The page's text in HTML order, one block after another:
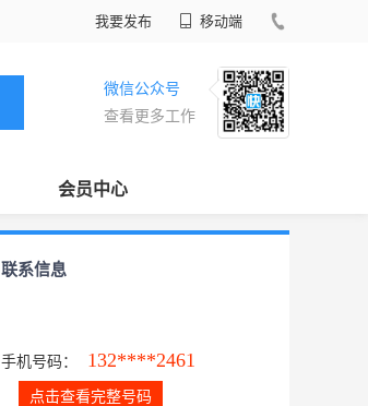
我要发布 移动端
微信公众号
查看更多工作
会员中心
联系信息
手机号码： 132****2461
点击查看完整号码